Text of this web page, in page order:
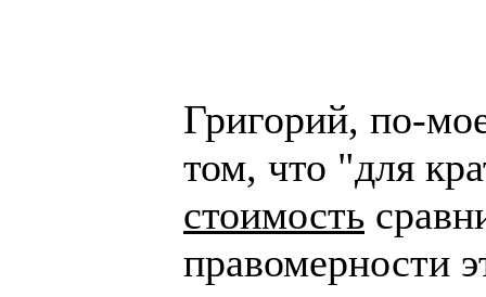
Григорий, по-
том, что "для
стоимость
правомерности